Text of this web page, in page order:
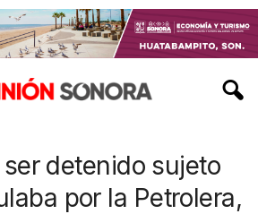
detenido sujeto
por la Petrolera,